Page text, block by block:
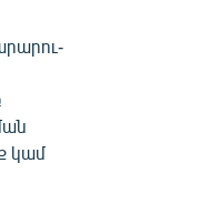
կամ